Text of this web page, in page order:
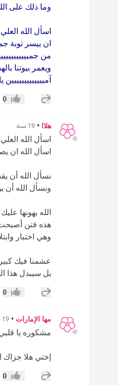
وما ذلك على
اسأل الله
ان ييسر توبة
من
ويعمر بيوتنا
إضافة رد جديد
إعجاب0
هلاا • 19 سنة
اسأل الله
اسأل الله ان
نسأل الله أن
ونسأل الله
الله يهونها
هذه فتن
وهي اختبار
عشمنا فيك
بل سيبدل هذا
إضافة رد جديد
إعجاب0
مها الإمارات • 19 سنة
مشكوره يا
إختي هلا جزاك
إضافة رد جديد
إعجاب0